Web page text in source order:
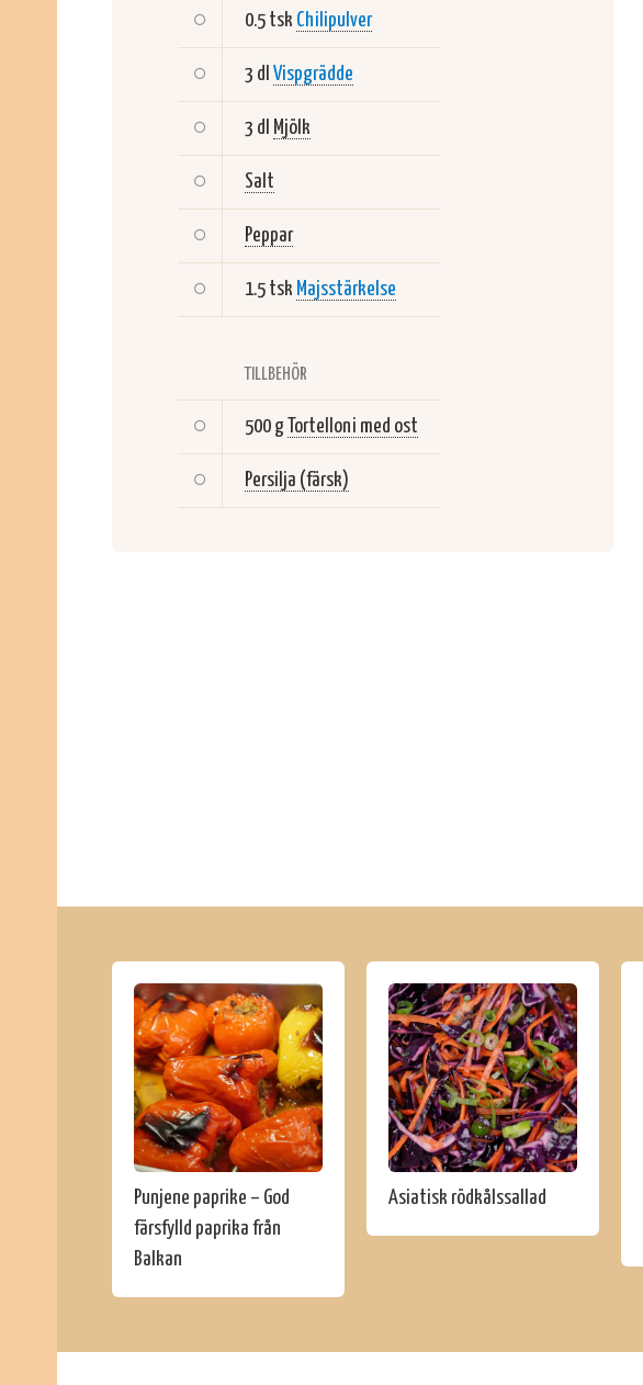
0.5 tsk Chilipulver
3 dl Vispgrädde
3 dl Mjölk
Salt
Peppar
1.5 tsk Majsstärkelse
TILLBEHÖR
500 gTortelloni med ost
Persilja (färsk)
Punjene paprike – God
färsfylld paprika från
Balkan
Asiatisk rödkålssallad